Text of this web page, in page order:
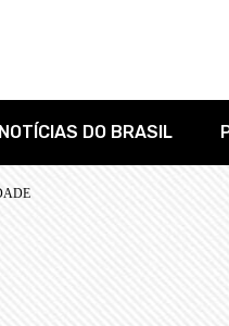
NOTÍCIAS DO BRASIL